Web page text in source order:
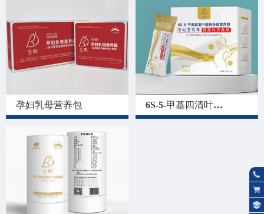
孕妇乳母营养包 6S-5-甲基四清叶酸